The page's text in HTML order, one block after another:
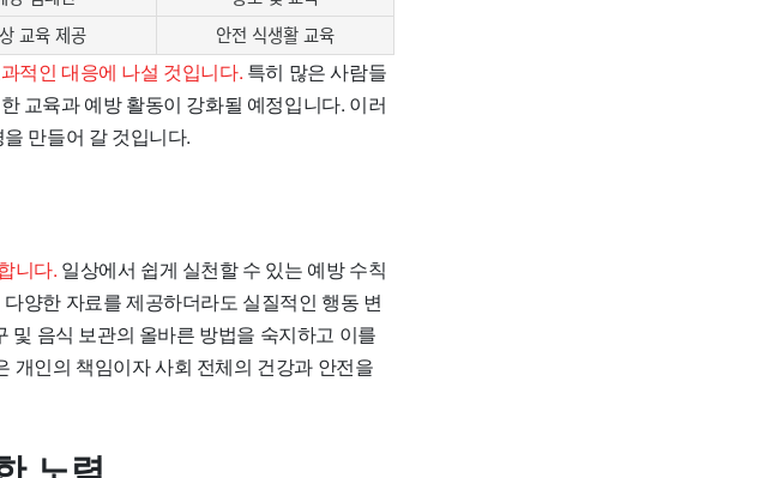
교육 제공 안전 식생활 교육
적인 대응에 나설 것입니다. 특히 많은 사람들
교육과 예방 활동이 강화될 예정입니다. 이러
만들어 갈 것입니다.
니다. 일상에서 쉽게 실천할 수 있는 예방 수칙
양한 자료를 제공하더라도 실질적인 행동 변
및 음식 보관의 올바른 방법을 숙지하고 이를
개인의 책임이자 사회 전체의 건강과 안전을